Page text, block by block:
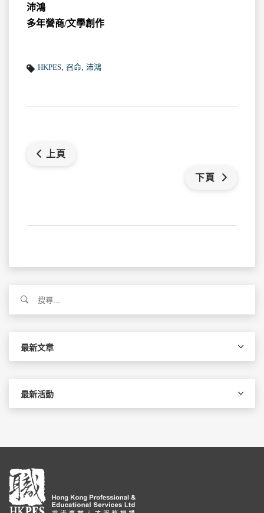
沛鴻
多年營商/文學創作
HKPES, 召命, 沛鴻
上頁
下頁
關
最新文章
最新活動